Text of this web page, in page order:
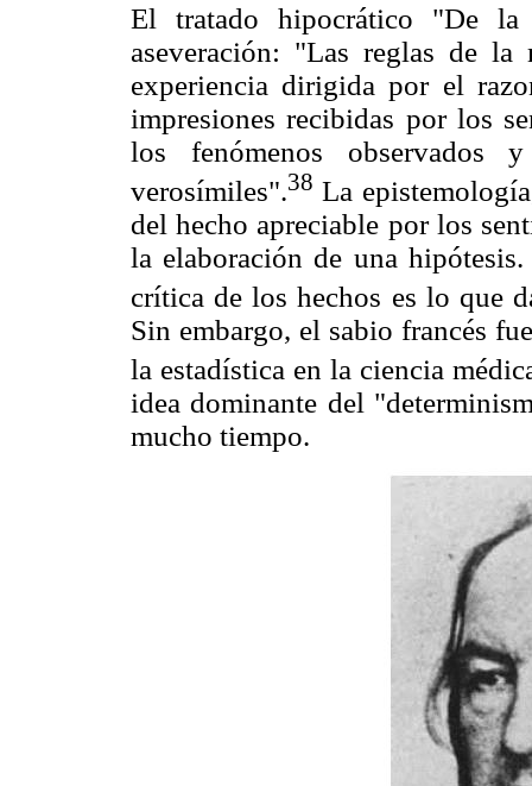
El tratado hipocrático "De la
aseveración: "Las reglas de la
experiencia dirigida por el
impresiones recibidas por los
los fenómenos
verosímiles".38 La
del hecho apreciable por los
la elaboración de una
crítica de los hechos es lo que
Sin embargo, el sabio francés
la estadística en la ciencia
idea dominante del
mucho tiempo.